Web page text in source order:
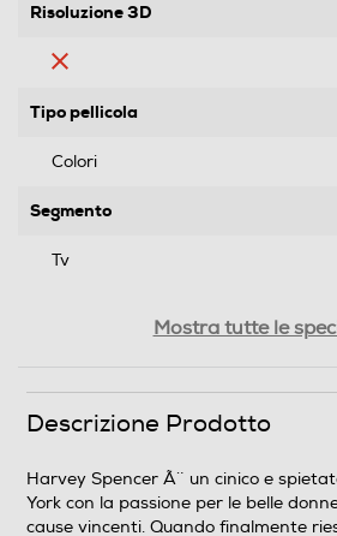
Risoluzione 3D
Tipo pellicola
Colori
Segmento
Tv
Sistema TV
Mostra tutte le
Descrizione Prodotto
Harvey Spencer Ã¨ un cinico e
York con la passione per le belle
cause vincenti. Quando finalmente